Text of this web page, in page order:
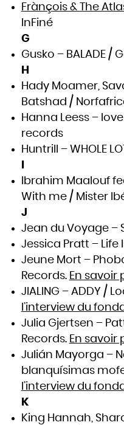
Frànçois & The
InFiné
G
Gusko – BALADE /
H
Hady Moamer,
Batshad /
Hanna Leess –
records
Huntrill – WHOLE
Ibrahim Maalouf
With me / Mister
J
Jean du Voyage –
Jessica Pratt – Life
Jeune Mort –
Records. En savoir
JIALING – ADDY /
l’interview du
Julia Gjertsen –
Records. En savoir
Julián Mayorga –
blanquísimas
l’interview du
K
King Hannah,